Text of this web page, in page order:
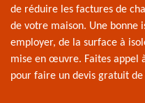
de réduire les factures de
de votre maison. Une bonne
employer, de la surface à
mise en œuvre. Faites appel
pour faire un devis gratuit